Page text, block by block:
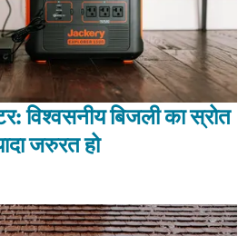
विश्वसनीय बिजली का स्रोत
जरुरत हो